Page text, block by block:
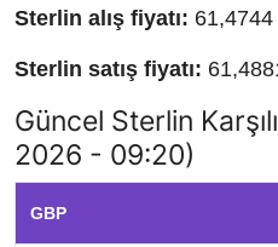
Sterlin alış fiyatı: 61,4744
Sterlin satış fiyatı:
Güncel Sterlin
2026 - 09:20)
GBP